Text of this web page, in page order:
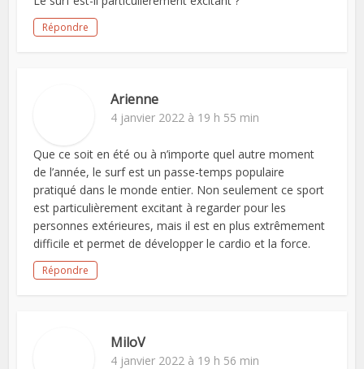
Répondre
Arienne
4 janvier 2022 à 19 h 55 min
Que ce soit en été ou à n’importe quel autre moment
de l’année, le surf est un passe-temps populaire
pratiqué dans le monde entier. Non seulement ce sport
est particulièrement excitant à regarder pour les
personnes extérieures, mais il est en plus extrêmement
difficile et permet de développer le cardio et la force.
Répondre
MiloV
4 janvier 2022 à 19 h 56 min